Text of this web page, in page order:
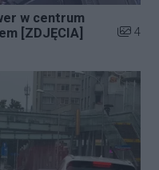
w centrum
[ZDJĘCIA]
Liczba
4